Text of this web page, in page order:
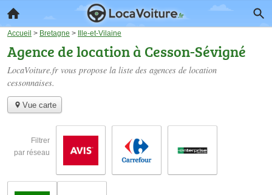
Accueil > Bretagne > Ille-et-Vilaine
Agence de location à Cesson-Sévigné
LocaVoiture.fr vous propose la liste des agences de location
cessonnaises.
Vue carte
Filtrer
par réseau